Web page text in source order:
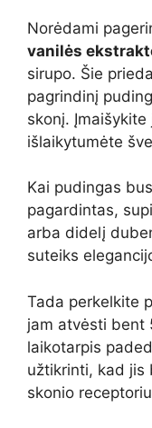
Norėdami
vanilės
sirupo. Šie
pagrindinį
skonį.
išlaikytumėte
Kai pudingas
pagardintas,
arba didelį
suteiks
Tada perkelkite
jam atvėsti bent
laikotarpis
užtikrinti, kad jis
skonio